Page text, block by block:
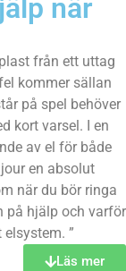
när
från ett uttag
kommer sällan
på spel behöver
kort varsel. I en
av el för både
en absolut
när du bör ringa
på hjälp och varför
”
Läs mer